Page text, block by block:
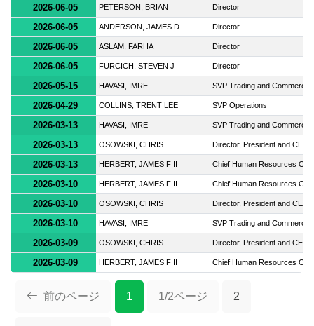
2026-06-05 PETERSON, BRIAN Director
2026-06-05 ANDERSON, JAMES D Director
2026-06-05 ASLAM, FARHA Director
2026-06-05 FURCICH, STEVEN J Director
2026-05-15 HAVASI, IMRE SVP Trading and
2026-04-29 COLLINS, TRENT LEE SVP Operations
2026-03-13 HAVASI, IMRE SVP Trading and
2026-03-13 OSOWSKI, CHRIS Director, President and CEO
2026-03-13 HERBERT, JAMES F II Chief Human Resources
2026-03-10 HERBERT, JAMES F II Chief Human Resources
2026-03-10 OSOWSKI, CHRIS Director, President and CEO
2026-03-10 HAVASI, IMRE SVP Trading and
2026-03-09 OSOWSKI, CHRIS Director, President and CEO
2026-03-09 HERBERT, JAMES F II Chief Human Resources
前のページ 1 1/2ページ 2